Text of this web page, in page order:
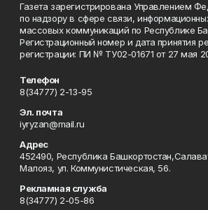
Газета зарегистрирована Управлением
по надзору в сфере связи,
массовых коммуникаций по Республике
Регистрационный номер и дата принятия
регистрации: ПИ № ТУ02-01671 от 27 мая
Телефон
8(34777) 2-13-95
Эл. почта
iyryzan@mail.ru
Адрес
452490, Республика
Малояз, ул. Коммунистическая, 56.
Рекламная служба
8(34777) 2-05-86